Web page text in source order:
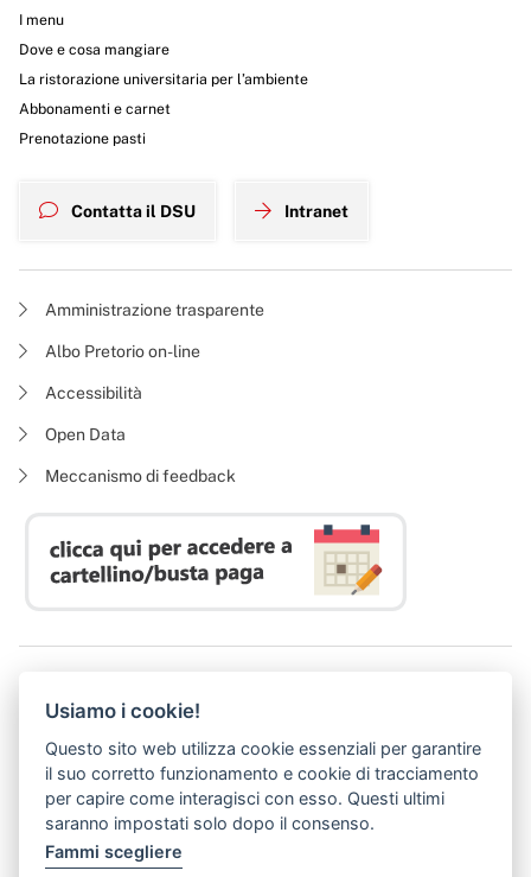
I menu
Dove e cosa mangiare
La ristorazione universitaria per l’ambiente
Abbonamenti e carnet
Prenotazione pasti
Contatta il DSU Intranet
Amministrazione trasparente
Albo Pretorio on-line
Accessibilità
Open Data
Meccanismo di feedback
P. I. 05913670484 | C. F. 94164020482
(abilitato alla ricezione di soli messaggi di posta elettronica certificata)
Usiamo i cookie!
Questo sito web utilizza cookie essenziali per garantire
il suo corretto funzionamento e cookie di tracciamento
per capire come interagisci con esso. Questi ultimi
saranno impostati solo dopo il consenso.
Fammi scegliere